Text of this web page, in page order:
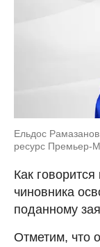
Ельдос
ресурс Премьер-
Как
чиновника
поданному
Отметим, что